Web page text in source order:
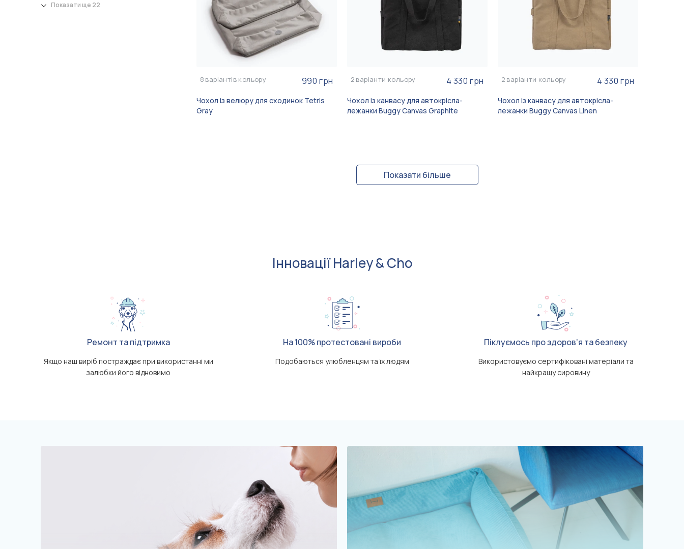
Показати ще 22
8 варіантів кольору 990 грн
Чохол із велюру для сходинок Tetris
Gray
2 варіанти кольору 4 330 грн
Чохол із канвасу для автокрісла-
лежанки Buggy Canvas Graphite
2 варіанти кольору 4 330 грн
Чохол із канвасу для автокрісла-
лежанки Buggy Canvas Linen
Показати більше
Інновації Harley & Cho
Ремонт та підтримка
Якщо наш виріб постраждає при використанні ми
залюбки його відновимо
На 100% протестовані вироби
Подобаються улюбленцям та їх людям
Піклуємось про здоров'я та безпеку
Використовуємо сертифіковані матеріали та
найкращу сировину